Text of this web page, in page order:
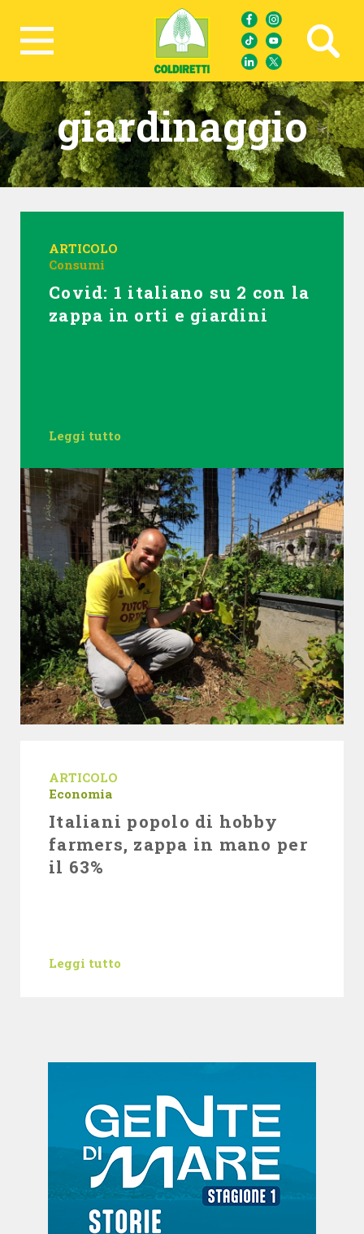
Ricerca avanzata
giardinaggio
ARTICOLO
Consumi
Covid: 1 italiano su 2 con la
zappa in orti e giardini
Leggi tutto
ARTICOLO
Economia
Italiani popolo di hobby
farmers, zappa in mano per
il 63%
Leggi tutto